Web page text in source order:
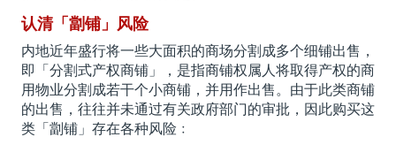
认清「劏铺」风险
内地近年盛行将一些大面积的商场分割成多个细铺出售，
即「分割式产权商铺」，是指商铺权属人将取得产权的商
用物业分割成若干个小商铺，并用作出售。由于此类商铺
的出售，往往并未通过有关政府部门的审批，因此购买这
类「劏铺」存在各种风险﹕